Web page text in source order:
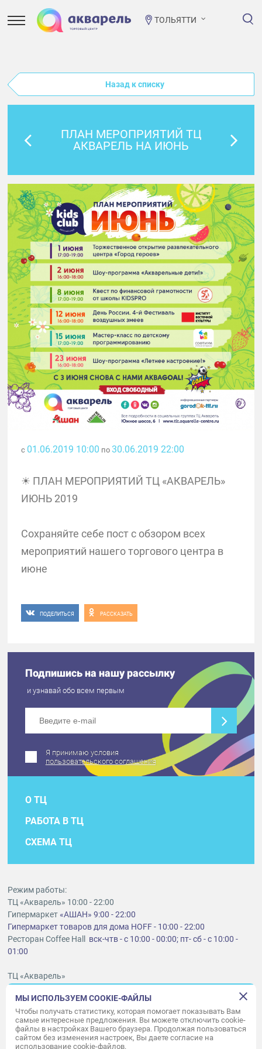
ТОЛЬЯТТИ
Назад к списку
ПЛАН МЕРОПРИЯТИЙ ТЦ
АКВАРЕЛЬ НА ИЮНЬ
с 01.06.2019 10:00 по 30.06.2019 22:00
☀ ПЛАН МЕРОПРИЯТИЙ ТЦ «АКВАРЕЛЬ»
ИЮНЬ 2019
Сохраняйте себе пост с обзором всех
мероприятий нашего торгового центра в
июне
ПОДЕЛИТЬСЯ РАССКАЗАТЬ
Подпишись на нашу рассылку
и узнавай обо всем первым
Я принимаю условия
пользовательского соглашения
О ТЦ
РАБОТА В ТЦ
СХЕМА ТЦ
Режим работы:
ТЦ «Акварель» 10:00 - 22:00
Гипермаркет«АШАН» 9:00 - 22:00
Гипермаркет товаров для дома HOFF - 10:00 - 22:00
Ресторан Coffee Hall вск-чтв - с 10:00 - 00:00; пт- сб - с 10:00 -
01:00
ТЦ «Акварель»
lt@aquarelle-centre.ru
ООО «Акварель»
© «Акварель» 2010–2026. Все права защищены.
МЫ ИСПОЛЬЗУЕМ COOKIE-ФАЙЛЫ
Чтобы получать статистику, которая помогает показывать Вам
самые интересные предложения. Вы можете отключить cookie-
файлы в настройках Вашего браузера. Продолжая пользоваться
сайтом без изменения настроек, Вы даете согласие на
использование cookie-файлов.